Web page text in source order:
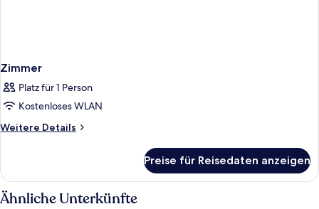
Zimmer
Platz für 1 Person
Kostenloses WLAN
Weitere Details
Weitere
Preise für Reisedaten anzeigen
Ähnliche Unterkünfte